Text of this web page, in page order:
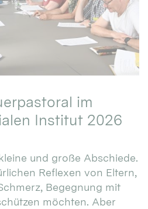
im
Institut 2026
und große Abschiede.
Reflexen von Eltern,
Begegnung mit
möchten. Aber